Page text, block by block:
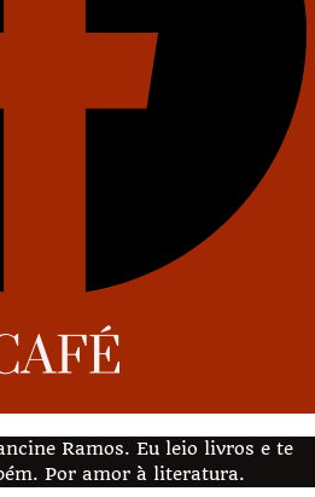
Ramos. Eu leio livros e te
Por amor à literatura.